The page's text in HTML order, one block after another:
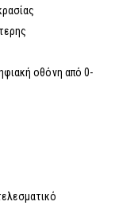
οθόνη από 0-